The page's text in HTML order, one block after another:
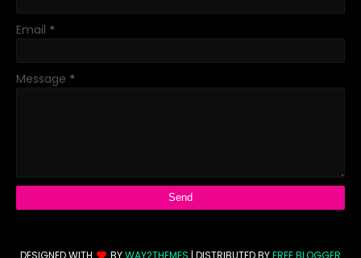
Email *
Message *
DESIGNED WITH BYWAY2THEMES | DISTRIBUTED BYFREE BLOGGER